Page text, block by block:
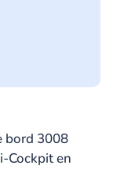
bord 3008
Cockpit en